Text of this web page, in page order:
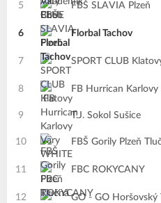
5 FBŠ SLAVIA Plzeň
6 Florbal Tachov
7 SPORT CLUB
8 FB Hurrican
9 T.J. Sokol Sušice
10 FBŠ Gorily Plzeň
11 FBC ROKYCANY
12 GO - GO Horšovský